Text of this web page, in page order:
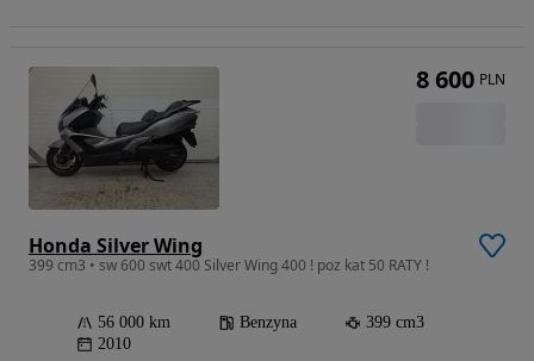
Honda Silver Wing
399 cm3 • sw 600 swt 400 Silver Wing 400 ! poz kat 50 RATY !
56 000 km Benzyna
399 cm3
2010
8 600 PLN